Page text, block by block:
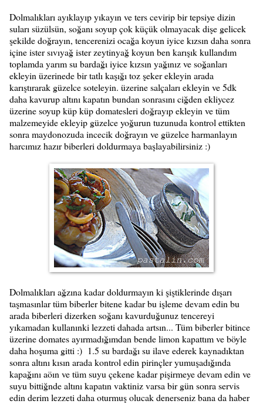
Dolmalıkları ayıklayıp yıkayın ve ters cevirip bir tepsiye dizin
suları süzülsün, soğanı soyup çok küçük olmayacak dişe gelicek
şekilde doğrayın, tencerenizi ocağa koyun iyice kızsın daha sonra
içine ister sıvıyağ ister zeytinyağ koyun ben karışık kullandım
toplamda yarım su bardağı iyice kızsın yağınız ve soğanları
ekleyin üzerinede bir tatlı kaşığı toz şeker ekleyin arada
karıştırarak güzelce soteleyin. üzerine salçaları ekleyin ve 5dk
daha kavurup altını kapatın bundan sonrasını ciğden ekliycez
üzerine soyup küp küp domatesleri doğrayıp ekleyin ve tüm
malzemeyide ekleyip güzelce yoğurun tuzunuda kontrol ettikten
sonra maydonozuda incecik doğrayın ve güzelce harmanlayın
harcımız hazır biberleri doldurmaya başlayabilirsiniz :)
Dolmalıkları ağzına kadar doldurmayın ki şiştiklerinde dışarı
taşmasınlar tüm biberler bitene kadar bu işleme devam edin bu
arada biberleri dizerken soğanı kavurduğunuz tencereyi
yıkamadan kullanınki lezzeti dahada artsın... Tüm biberler bitince
üzerine domates ayırmadığımdan bende limon kapattım ve böyle
daha hoşuma gitti :) 1.5 su bardağı su ilave ederek kaynadıktan
sonra altını kısın arada kontrol edin pirinçler yumuşadığında
kapağını aöın ve tüm suyu çekene kadar pişirmeye devam edin ve
suyu bittiğnde altını kapatın vaktiniz varsa bir gün sonra servis
edin derim lezzeti daha oturmuş olucak denerseniz bana da haber